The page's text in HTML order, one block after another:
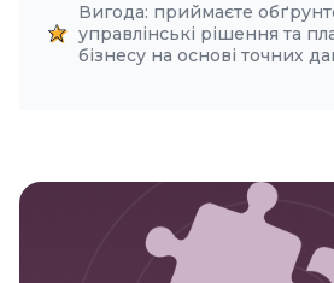
Вигода: приймаєте
управлінські рішення та
бізнесу на основі точних